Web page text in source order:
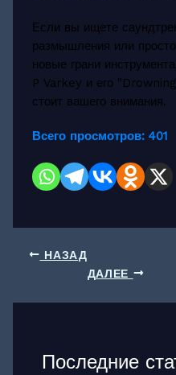
Если вы ищете
размышления или
новые грани
P Varkey и его
стоит вашего внимания.
Всего просмотров: 401
НАЗАД
ДАЛЕЕ
Последние